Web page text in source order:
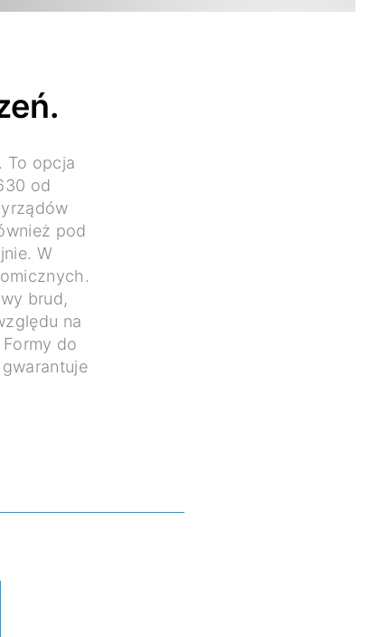
To opcja
od
pod
W
brud,
na
do